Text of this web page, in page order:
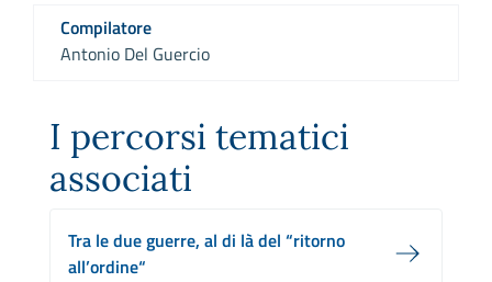
Compilatore
Antonio Del Guercio
I percorsi tematici
associati
Tra le due guerre, al di là del “ritorno
all’ordine“